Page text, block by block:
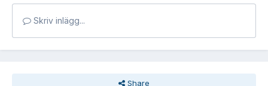
Skriv inlägg...
Share